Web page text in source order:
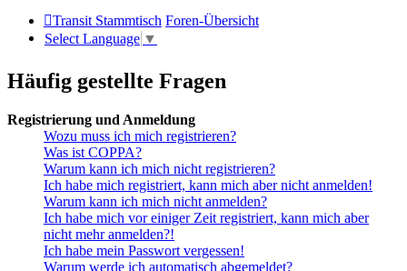
Transit Stammtisch Foren-Übersicht
Select Language ▼
Häufig gestellte Fragen
Registrierung und Anmeldung
Wozu muss ich mich registrieren?
Was ist COPPA?
Warum kann ich mich nicht registrieren?
Ich habe mich registriert, kann mich aber nicht anmelden!
Warum kann ich mich nicht anmelden?
Ich habe mich vor einiger Zeit registriert, kann mich aber
nicht mehr anmelden?!
Ich habe mein Passwort vergessen!
Warum werde ich automatisch abgemeldet?